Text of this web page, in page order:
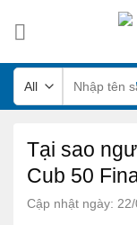
kiếm:
Tại sao
Cub 50
Cập nhật ngày: